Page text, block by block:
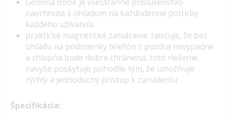
navrhnuté s ohľadom na každodenné potreby
každého užívateľa
praktické magnetické zatváranie zaisťuje, že bez
ohľadu na podmienky telefón z puzdra nevypadne
a chlopňa bude dobre chránená, toto riešenie
navyše poskytuje pohodlie tým, že umožňuje
rýchly a jednoduchý prístup k zariadeniu
Špecifikácia: